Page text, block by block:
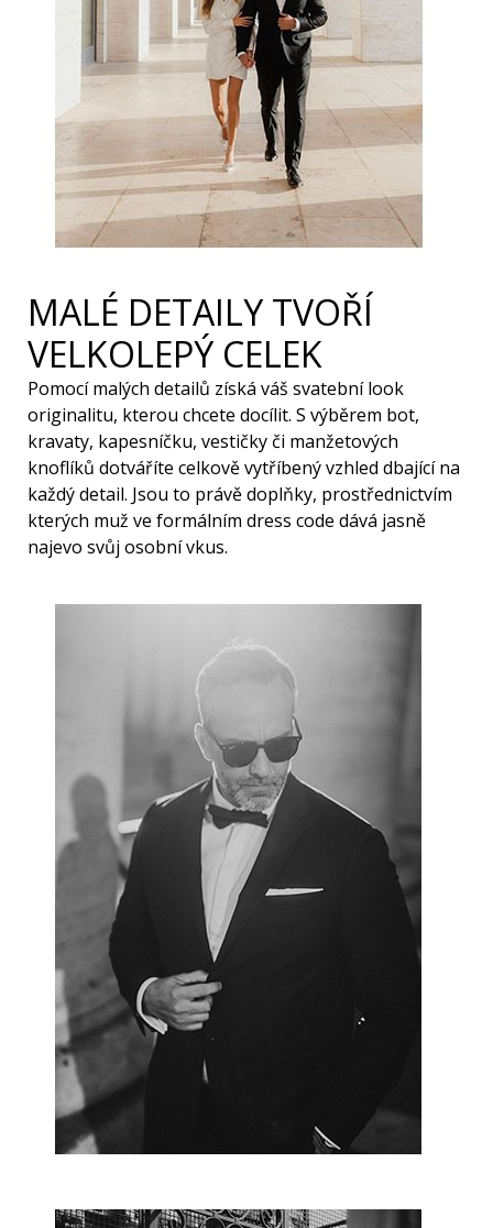
MALÉ DETAILY TVOŘÍ
VELKOLEPÝ CELEK
Pomocí malých detailů získá váš svatební look
originalitu, kterou chcete docílit. S výběrem bot,
kravaty, kapesníčku, vestičky či manžetových
knoflíků dotváříte celkově vytříbený vzhled dbající na
každý detail. Jsou to právě doplňky, prostřednictvím
kterých muž ve formálním dress code dává jasně
najevo svůj osobní vkus.